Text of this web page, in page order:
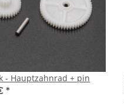
- Hauptzahnrad + pin
*